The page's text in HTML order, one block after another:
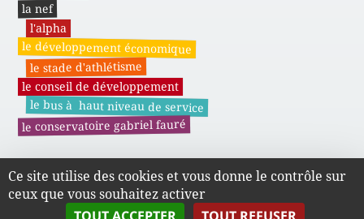
la nef
l'alpha
le développement économique
le stade d'athlétisme
le conseil de développement
le bus à haut niveau de service
le conservatoire gabriel fauré
Actes administratifs du SMAPE
Ce site utilise des cookies et vous donne le contrôle sur
ceux que vous souhaitez activer